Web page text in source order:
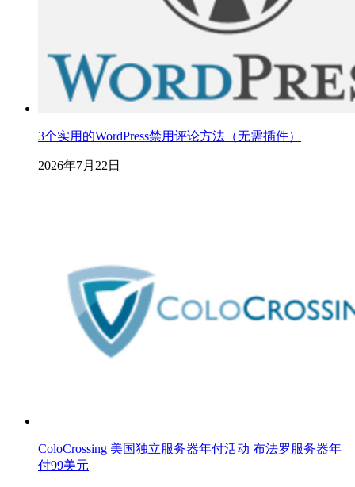
3个实用的WordPress禁用评论方法（无需插件）
2026年7月22日
ColoCrossing 美国独立服务器年付活动 布法罗服务器年
付99美元